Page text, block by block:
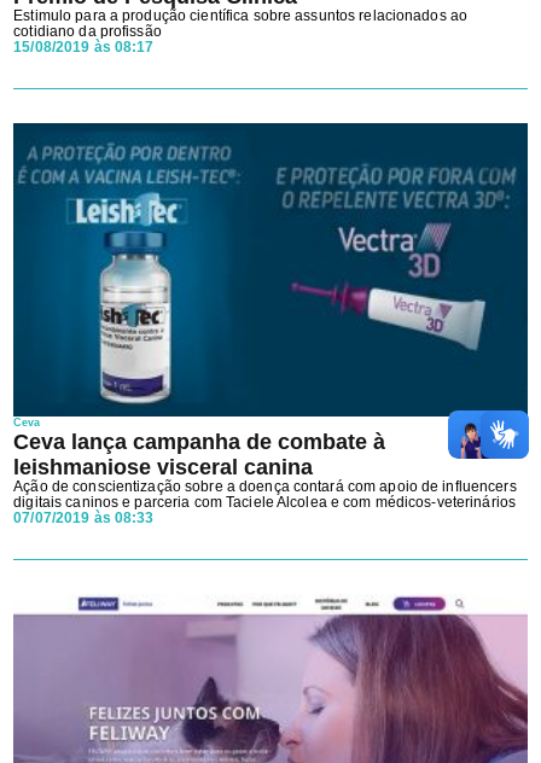
Estimulo para a produção científica sobre assuntos relacionados ao
cotidiano da profissão
15/08/2019 às 08:17
Ceva
Ceva lança campanha de combate à
leishmaniose visceral canina
Ação de conscientização sobre a doença contará com apoio de influencers
digitais caninos e parceria com Taciele Alcolea e com médicos-veterinários
07/07/2019 às 08:33
Ao avançar aceito osTermos e Condições e a
Política de
Privacidade
da Clínica veterinária.